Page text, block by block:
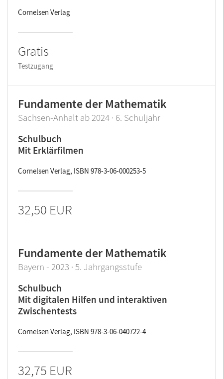
Cornelsen Verlag
Gratis
Testzugang
Fundamente der Mathematik
Sachsen-Anhalt ab 2024 · 6. Schuljahr
Schulbuch
Mit Erklärfilmen
Cornelsen Verlag, ISBN 978-3-06-000253-5
32,50 EUR
Fundamente der Mathematik
Bayern - 2023 · 5. Jahrgangsstufe
Schulbuch
Mit digitalen Hilfen und interaktiven
Zwischentests
Cornelsen Verlag, ISBN 978-3-06-040722-4
32,75 EUR